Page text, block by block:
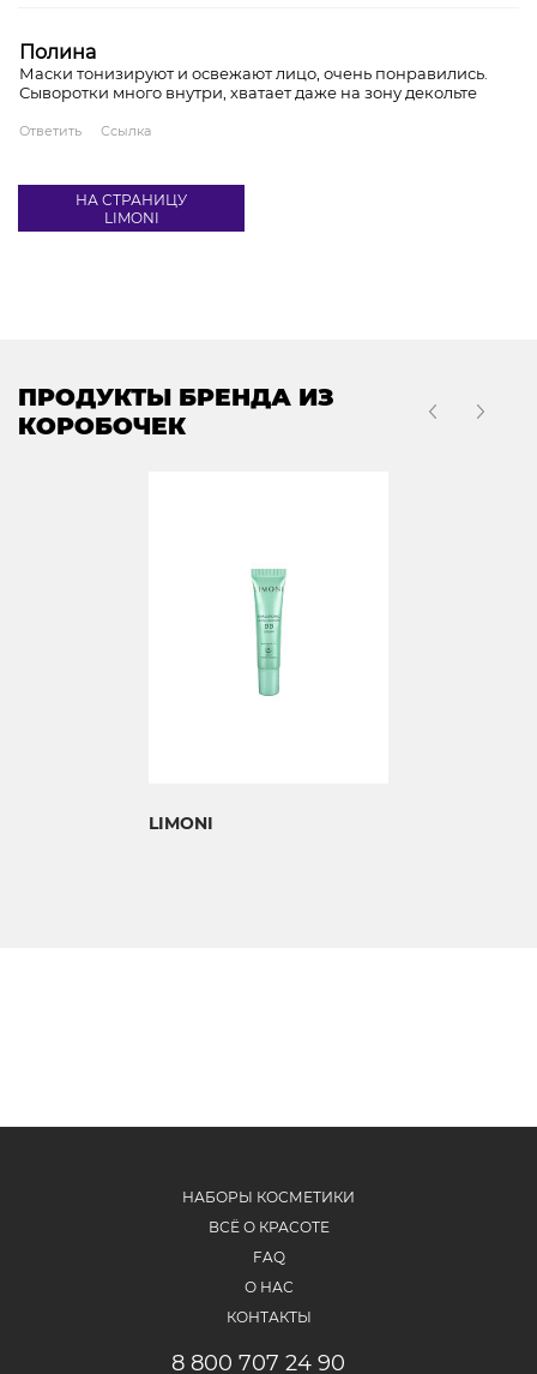
Полина
Маски тонизируют и освежают лицо, очень понравились.
Сыворотки много внутри, хватает даже на зону декольте
Ответить Ссылка
НА СТРАНИЦУ
LIMONI
ПРОДУКТЫ БРЕНДА ИЗ
КОРОБОЧЕК
LIMONI
НАБОРЫ КОСМЕТИКИ
ВСЁ О КРАСОТЕ
FAQ
О НАС
КОНТАКТЫ
8 800 707 24 90